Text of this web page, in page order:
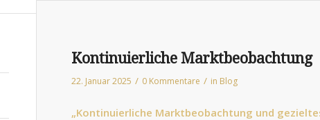
Kontinuierliche Marktbeobachtung
22. Januar 2025 / 0 Kommentare / in Blog
„Kontinuierliche Marktbeobachtung und